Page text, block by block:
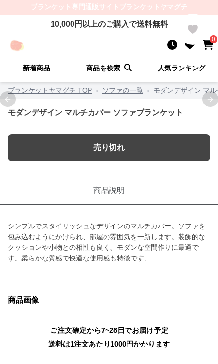
ブランケット 専門通販サイト ブランケットヤマグチ
10,000円以上のご購入で送料無料
0
新着商品 商品を検索 人気ランキング
ブランケットヤマグチ TOP › ソファの一覧 ›
モダンデザイン マ
Previous slide
モダンデザイン マルチカバー ソファブランケット
売り切れ
商品説明
シンプルでスタイリッシュなデザインのマルチカバー。ソファを
包み込むようにかけられ、部屋の雰囲気を一新します。装飾的な
クッションや小物との相性も良く、モダンな空間作りに最適で
す。柔らかな質感で快適な使用感も特徴です。
商品画像
ご注文確定から7~28日でお届け予定
送料は1注文あたり 1000円かかります